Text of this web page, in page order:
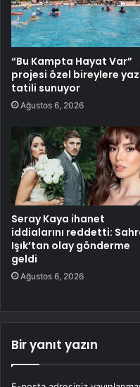
“Bu Kampta Hayat Var”
projesi özel bireylere yaz
tatili sunuyor
Ağustos 6, 2026
Seray Kaya ihanet
iddialarını reddetti:
Işık’tan olay gönderme
geldi
Ağustos 6, 2026
Bir yanıt yazın